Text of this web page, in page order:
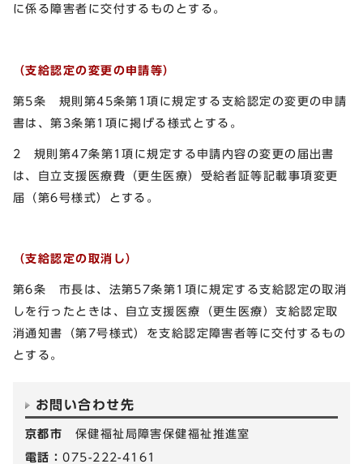
に係る障害者に交付するものとする。
（支給認定の変更の申請等）
第5条 規則第45条第1項に規定する支給認定の変更の申請
書は、第3条第1項に掲げる様式とする。
2 規則第47条第1項に規定する申請内容の変更の届出書
は、自立支援医療費（更生医療）受給者証等記載事項変更
届（第6号様式）とする。
（支給認定の取消し）
第6条 市長は、法第57条第1項に規定する支給認定の取消
しを行ったときは、自立支援医療（更生医療）支給認定取
消通知書（第7号様式）を支給認定障害者等に交付するもの
とする。
お問い合わせ先
京都市 保健福祉局障害保健福祉推進室
電話：075-222-4161